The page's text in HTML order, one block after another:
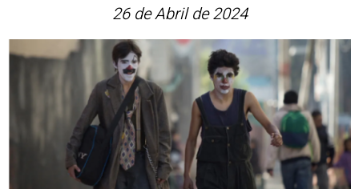
26 de Abril de 2024